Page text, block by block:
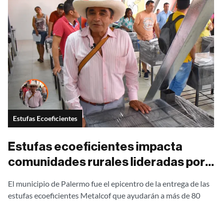
Estufas Ecoeficientes
Estufas ecoeficientes impacta
comunidades rurales lideradas por
El municipio de Palermo fue el epicentro de la entrega de las
estufas ecoeficientes Metalcof que ayudarán a más de 80